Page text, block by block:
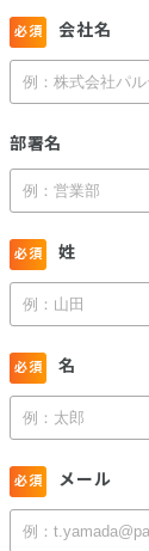
会社名
部署名
姓
名
メール